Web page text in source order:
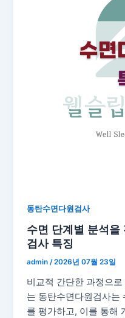
동탄수면다원검사
수면 단계별 분석을
검사 특징
admin/2026년 07월 23일
비교적 간단한 과정으
는 동탄수면다원검사는
를 평가하고, 이를 통해